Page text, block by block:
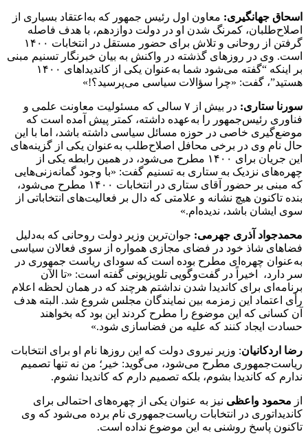
اسحاق جهانگیری: معاون اول رئیس جمهور که به‌اعتقاد بسیاری از
اصلاح‌طلبان، کمرنگ شدن او در دولت دوازدهم، با هدف فاصله
گرفتن از روحانی و تلاش برای حضور مستقل در انتخابات ۱۴۰۰
است. وی در روزهای گذشته در واکنش به بیان خبرنگار تسنیم مبنی
بر اینکه “گفته می‌شود شما به‌عنوان یکی از کاندیداهای ۱۴۰۰
هستید”، گفت: «چرا سؤالات سیاسی می‌پرسید؟!»
سورنا ستاری:
در بیش از ۷ سالی که مسئولیت معاونت علمی و
فناوری رئیس‌جمهور را به‌عهده داشته، کمتر پیش آمده است که
موضع‌گیری خاصی در حوزه مسائل سیاسی داشته باشد، اما با این
حال نام وی در برخی محافل اصلاح‌طلب به‌عنوان یکی از گزینه‌های
این جریان برای ۱۴۰۰ مطرح می‌شود، در همین رابطه یکی از
چهره‌های نزدیک به ستاری به تسنیم گفت: «با وجود گمانه‌زنی‌هایی
که مبنی بر حضور آقای ستاری در انتخابات ۱۴۰۰ مطرح می‌شود،
بنده تاکنون هیچ نشانه و علامتی که دال بر فعالیت‌های انتخاباتی از
سوی ایشان باشد، ندیده‌ام.»
محمدجواد آذری جهرمی: جوان‌ترین وزیر دولت روحانی که به‌دلیل
فضاهای شاذ خود در فضای مجازی همواره از سوی فعالان سیاسی
به‌عنوان چهره‌ای مطرح بوده است که سودای ریاست جمهوری در
سر دارد، اخیراً در گفت‌وگویی تلویزیونی گفته است: «تا الآن
برنامه‌ای برای کاندیدا شدن نداشتم هرچند که در همان لحظه اعلام
رأی اعتماد این زمزمه بین نمایندگان مجلس شروع شد. البته هدف
آن کسانی که این موضوع را مطرح کردند این بود که بخواهند
حسادت ایجاد کنند که علیه من فضاسازی شود.‌»
رضا اردکانیان: وزیر نیروی دولت که این روزها نام او برای انتخابات
ریاست‌جمهوری مطرح می‌شود، می‌گوید:‌ خیر؛ من نه تنها تصمیم
ندارم که کاندیدا بشوم، بلکه تصمیم دارم که کاندیدا نشوم.
از محمود واعظی نیز به عنوان یکی از چهره‌های احتمالی برای
کاندیداتوری در انتخابات ریاست‌جمهوری نام برده می‌شود که وی
تاکنون پاسخ روشنی به این موضوع نداده است.